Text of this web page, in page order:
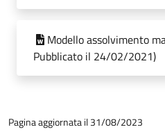
Modello assolvimento
Pubblicato il 24/02/2021)
Pagina aggiornata il 31/08/2023